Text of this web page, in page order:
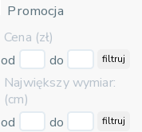
Promocja
Cena (zł)
od
do filtruj
Największy wymiar:
(cm)
od
do filtruj